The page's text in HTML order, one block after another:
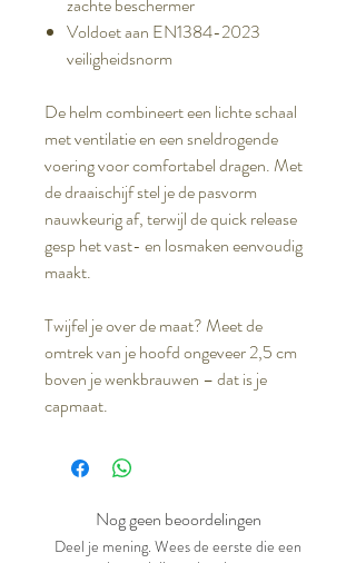
Voldoet aan EN1384-2023
veiligheidsnorm
De helm combineert een lichte schaal
met ventilatie en een sneldrogende
voering voor comfortabel dragen. Met
de draaischijf stel je de pasvorm
nauwkeurig af, terwijl de quick release
gesp het vast- en losmaken eenvoudig
maakt.
Twijfel je over de maat? Meet de
omtrek van je hoofd ongeveer 2,5 cm
boven je wenkbrauwen – dat is je
capmaat.
Nog geen beoordelingen
Deel je mening. Wees de eerste die een